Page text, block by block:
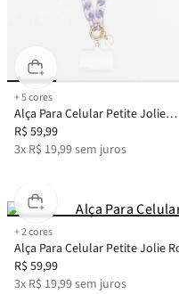
+5cores
Alça Para Celular Petite Jolie
Translúcido PJ20331
R$ 59,99
3x R$ 19,99sem juros
+2cores
Alça Para Celular Petite Jolie
R$ 59,99
3x R$ 19,99sem juros